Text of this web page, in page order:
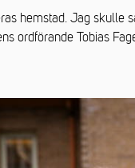
hemstad. Jag skulle
ordförande Tobias